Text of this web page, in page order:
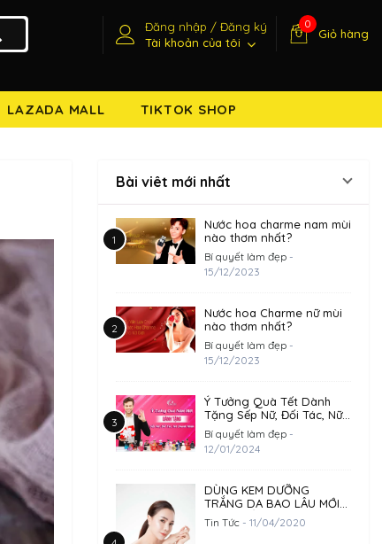
Đăng nhập / Đăng ký
Tài khoản của tôi
0
Giỏ hàng
LAZADA MALL TIKTOK SHOP
Bài viêt mới nhất
Nước hoa charme nam mùi
nào thơm nhất?
Bí quyết làm đẹp -
15/12/2023
Nước hoa Charme nữ mùi
nào thơm nhất?
Bí quyết làm đẹp -
15/12/2023
Ý Tưởng Quà Tết Dành
Tặng Sếp Nữ, Đối Tác, Nữ
Doanh Nhân
Bí quyết làm đẹp -
12/01/2024
DÙNG KEM DƯỠNG
TRẮNG DA BAO LÂU MỚI
HIỆU QUẢ?
Tin Tức - 11/04/2020